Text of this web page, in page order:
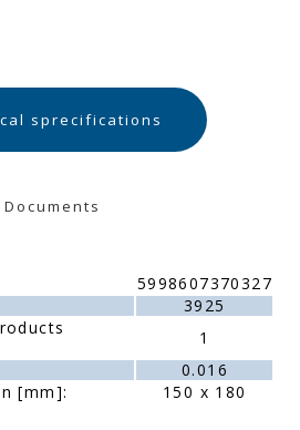
sprecifications
Documents
5998607370327
3925
1
0.016
[mm]:
150 x 180